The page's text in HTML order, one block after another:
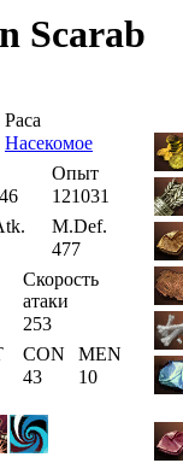
Scarab
Раса
Насекомое
Опыт
121031
M.Def.
477
Скорость
атаки
253
CON
MEN
43 10